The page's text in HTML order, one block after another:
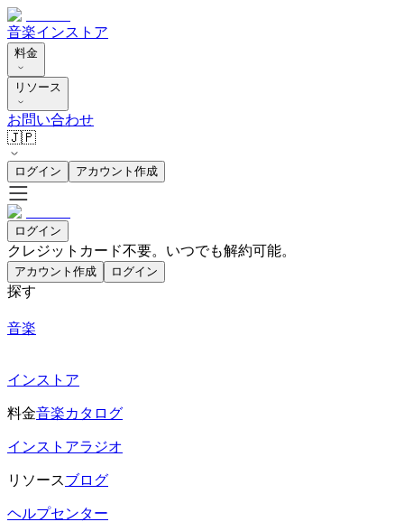
音楽インストア
料金
リソース
お問い合わせ
🇯🇵
ログイン アカウント作成
ログイン
クレジットカード不要。いつでも解約可能。
アカウント作成 ログイン
探す
音楽
インストア
料金音楽カタログ
インストアラジオ
リソースブログ
ヘルプセンター